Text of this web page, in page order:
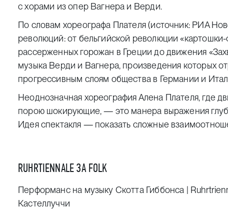
с хорами из опер Вагнера и Верди.
По словам хореографа Плателя (источник: РИА
революций: от бельгийской революции
рассерженных горожан в Греции до движения
музыка Верди и Вагнера, произведения которых
прогрессивным слоям общества в Германии и
Неоднозначная хореография Алена Плателя, где
порою шокирующие, — это манера выражения
Идея спектакля — показать сложные
RUHRTIENNALEЗАFOLK
Перформанс на музыку Скотта Гиббонса |
Кастеллуччи